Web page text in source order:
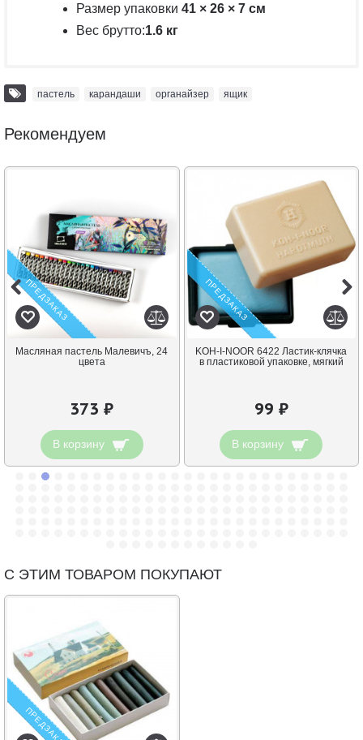
Размер упаковки 41 × 26 × 7 см
Вес брутто:1.6 кг
пастель карандаши органайзер ящик
Рекомендуем
ПРЕДЗАКАЗ
Масляная пастель Малевичъ, 24
цвета
373 ₽
В корзину
ПРЕДЗАКАЗ
KOH-I-NOOR 6422 Ластик-клячка
в пластиковой упаковке, мягкий
99 ₽
В корзину
С ЭТИМ ТОВАРОМ ПОКУПАЮТ
ПРЕДЗАКАЗ